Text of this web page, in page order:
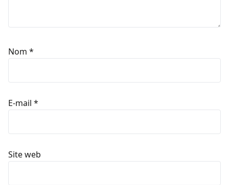
Nom *
E-mail *
Site web